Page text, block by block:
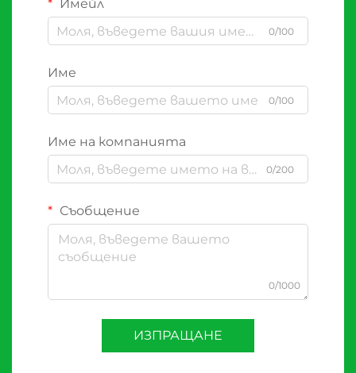
Имейл
0/100
Име
0/100
Име на компанията
0/200
Съобщение
0/1000
ИЗПРАЩАНЕ